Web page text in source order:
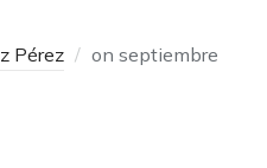
Pérez onseptiembre